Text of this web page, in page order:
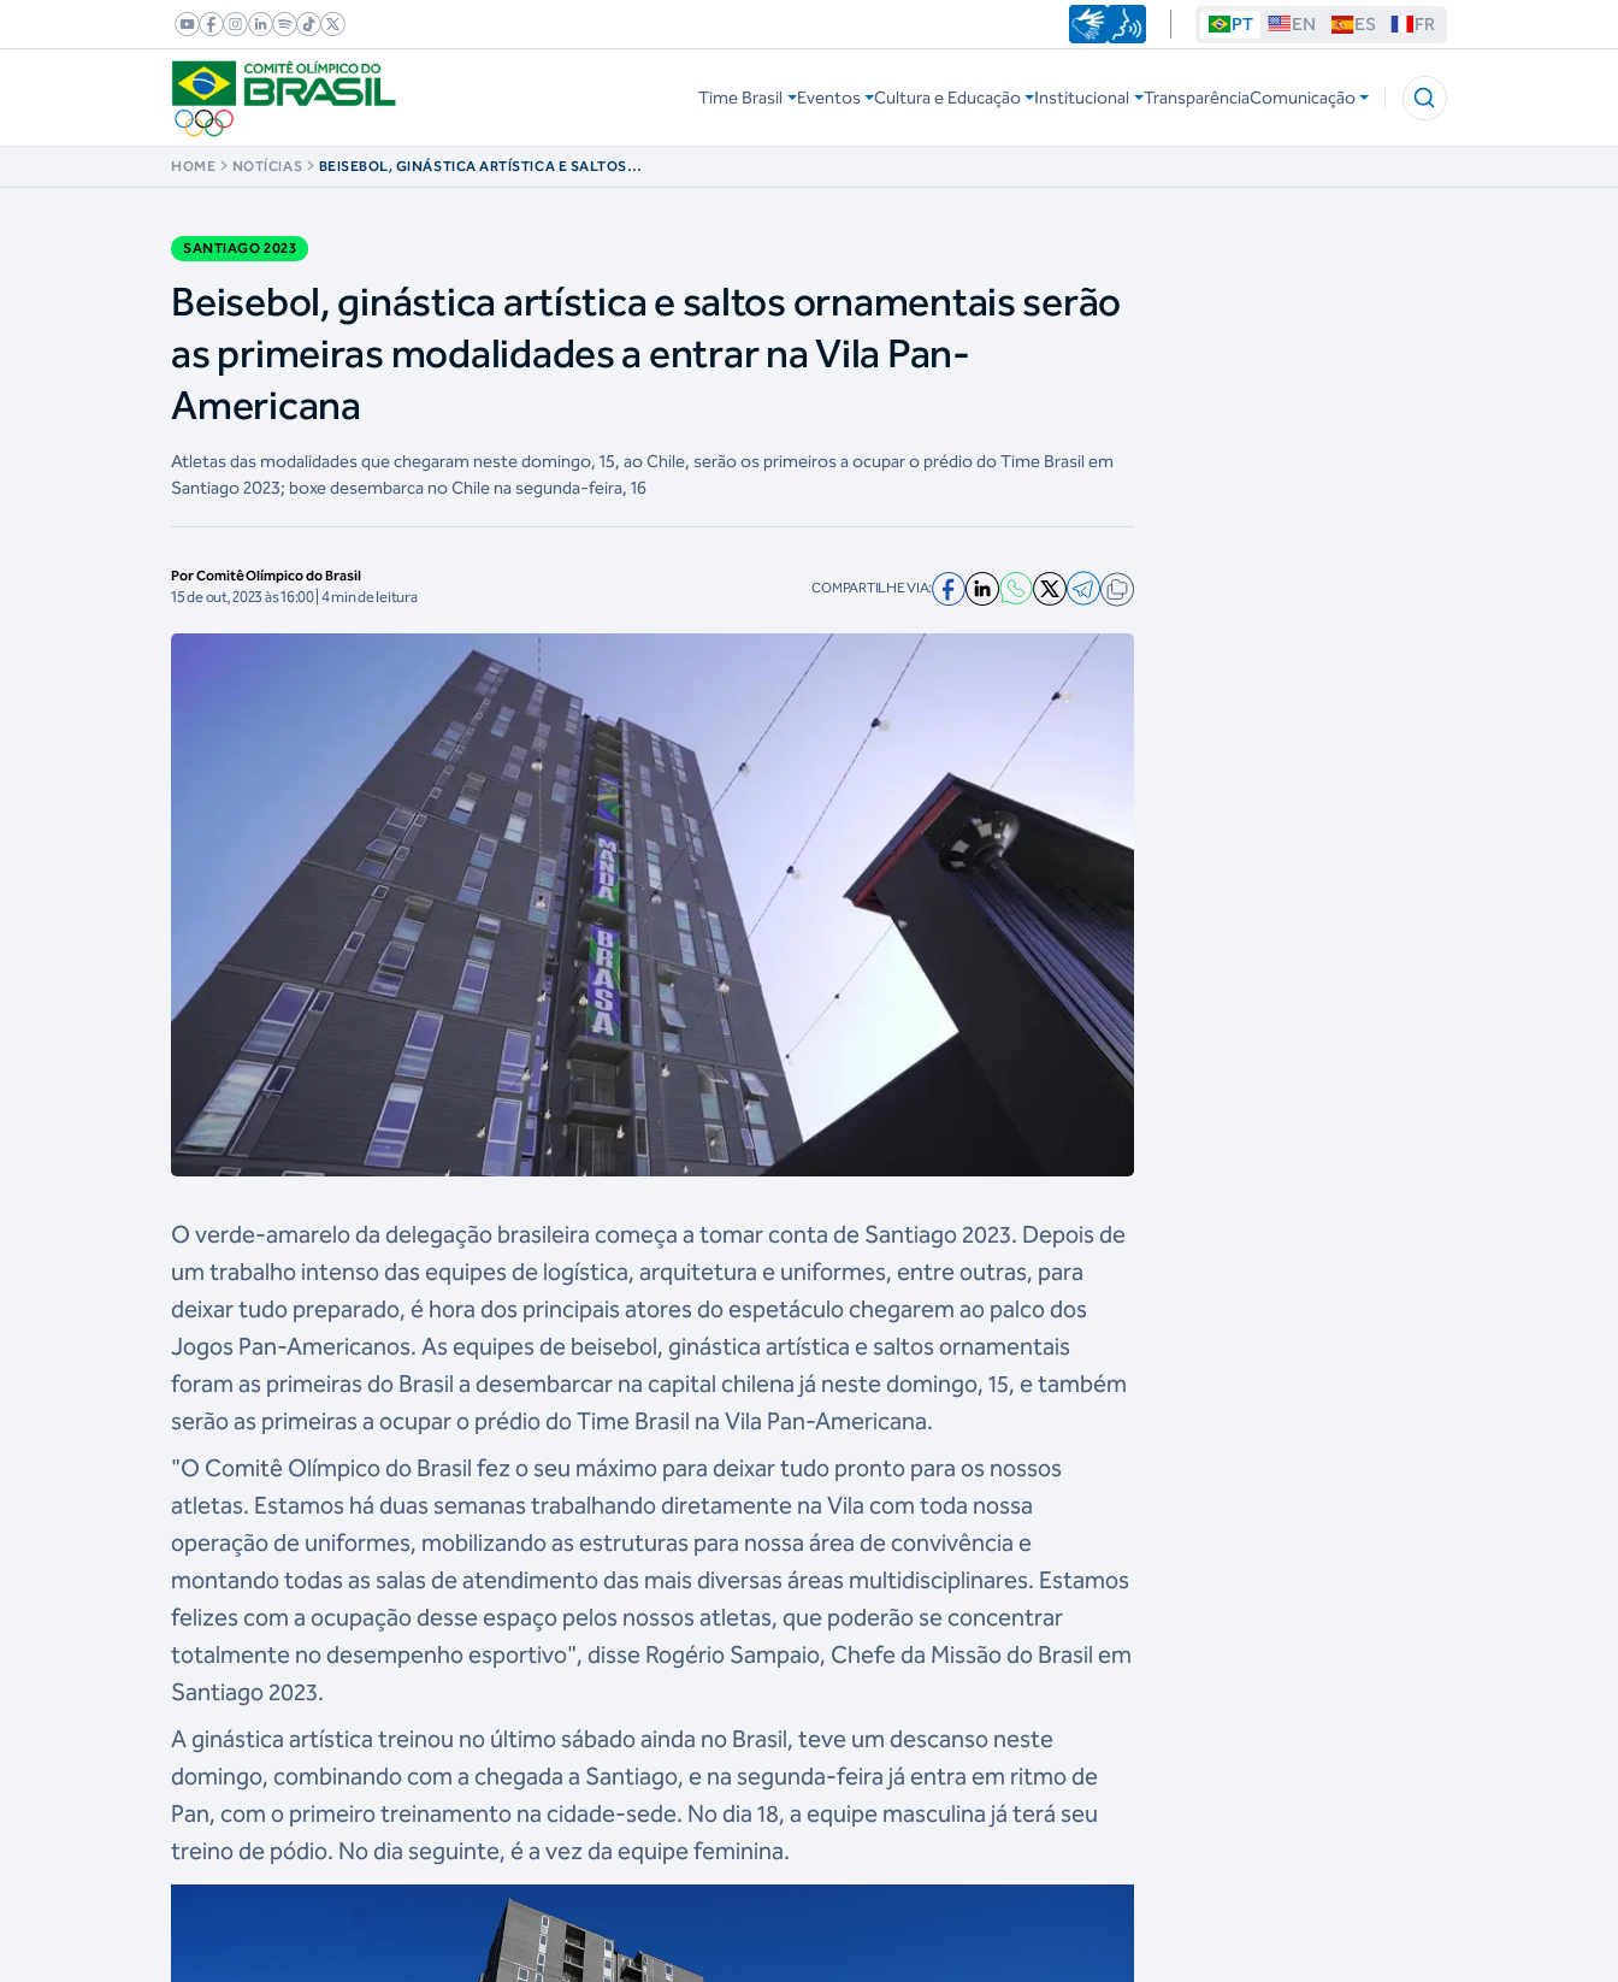
PT EN ES FR
Time Brasil Eventos Cultura e Educação Institucional TransparênciaComunicação
HOME NOTÍCIAS
BEISEBOL, GINÁSTICA ARTÍSTICA E SALTOS
SANTIAGO 2023
Beisebol, ginástica artística e saltos ornamentais serão
as primeiras modalidades a entrar na Vila Pan-
Americana
Atletas das modalidades que chegaram neste domingo, 15, ao Chile, serão os primeiros a ocupar o prédio do Time Brasil em
Santiago 2023; boxe desembarca no Chile na segunda-feira, 16
Por Comitê Olímpico do Brasil
15 de out, 2023 às 16:00 | 4 min de leitura COMPARTILHE VIA:
O verde-amarelo da delegação brasileira começa a tomar conta de Santiago 2023. Depois de
um trabalho intenso das equipes de logística, arquitetura e uniformes, entre outras, para
deixar tudo preparado, é hora dos principais atores do espetáculo chegarem ao palco dos
Jogos Pan-Americanos. As equipes de beisebol, ginástica artística e saltos ornamentais
foram as primeiras do Brasil a desembarcar na capital chilena já neste domingo, 15, e também
serão as primeiras a ocupar o prédio do Time Brasil na Vila Pan-Americana.
"O Comitê Olímpico do Brasil fez o seu máximo para deixar tudo pronto para os nossos
atletas. Estamos há duas semanas trabalhando diretamente na Vila com toda nossa
operação de uniformes, mobilizando as estruturas para nossa área de convivência e
montando todas as salas de atendimento das mais diversas áreas multidisciplinares. Estamos
felizes com a ocupação desse espaço pelos nossos atletas, que poderão se concentrar
totalmente no desempenho esportivo", disse Rogério Sampaio, Chefe da Missão do Brasil em
Santiago 2023.
A ginástica artística treinou no último sábado ainda no Brasil, teve um descanso neste
domingo, combinando com a chegada a Santiago, e na segunda-feira já entra em ritmo de
Pan, com o primeiro treinamento na cidade-sede. No dia 18, a equipe masculina já terá seu
treino de pódio. No dia seguinte, é a vez da equipe feminina.